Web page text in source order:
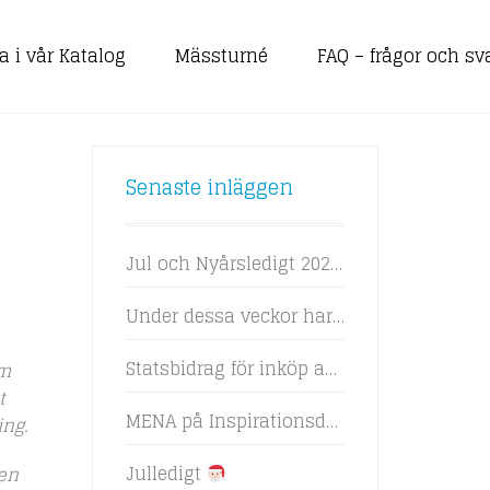
i vår Katalog Mässturné FAQ – frågor och
Senaste inläggen
Jul och Nyårsledigt 2025-2026
Under dessa veckor har vi Jul och Nyårsledigt!
Statsbidrag för inköp av vissa läromedel 2024
MENA på Inspirationsdagar-Mässa-LäroMedia 2024
Julledigt